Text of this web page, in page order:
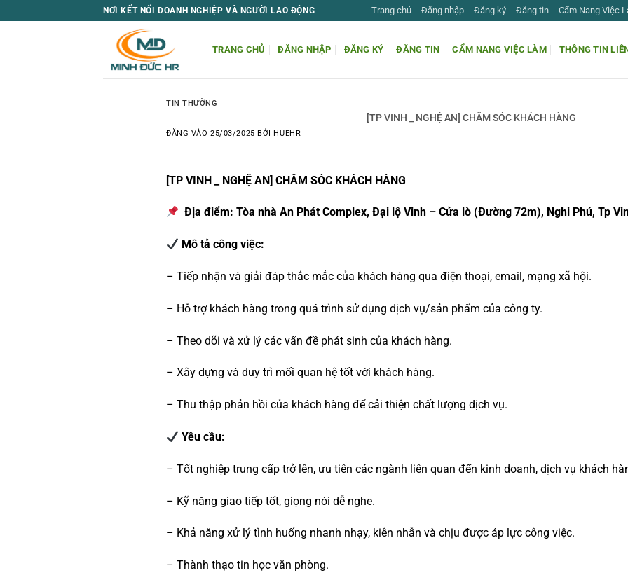
qua
NƠI KẾT NỐI DOANH NGHIỆP VÀ NGƯỜI LAO ĐỘNG Trang chủ Đăng nhập Đăng ký Đăng tin Cẩm Nang Việc
TRANG CHỦ ĐĂNG NHẬP ĐĂNG KÝ ĐĂNG TIN CẨM NANG VIỆC LÀM THÔNG TIN
TIN THƯỜNG
[TP VINH _ NGHỆ AN] CHĂM SÓC KHÁCH HÀNG
ĐĂNG VÀO25/03/2025 BỞIHUEHR
[TP VINH _ NGHỆ AN] CHĂM SÓC KHÁCH HÀNG
Địa điểm: Tòa nhà An Phát Complex, Đại lộ Vinh – Cửa lò (Đường 72m), Nghi Phú, Tp
Mô tả công việc:
– Tiếp nhận và giải đáp thắc mắc của khách hàng qua điện thoại, email, mạng xã hội.
– Hỗ trợ khách hàng trong quá trình sử dụng dịch vụ/sản phẩm của công ty.
– Theo dõi và xử lý các vấn đề phát sinh của khách hàng.
– Xây dựng và duy trì mối quan hệ tốt với khách hàng.
– Thu thập phản hồi của khách hàng để cải thiện chất lượng dịch vụ.
Yêu cầu:
– Tốt nghiệp trung cấp trở lên, ưu tiên các ngành liên quan đến kinh doanh, dịch vụ khách
– Kỹ năng giao tiếp tốt, giọng nói dễ nghe.
– Khả năng xử lý tình huống nhanh nhạy, kiên nhẫn và chịu được áp lực công việc.
– Thành thạo tin học văn phòng.